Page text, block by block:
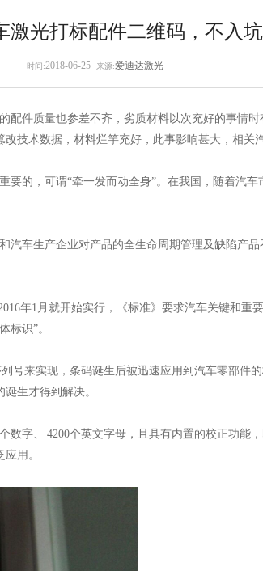
激光打标配件二维码，不入坑
时间:2018-06-25 来源:爱迪达激光
件质量也参差不齐，劣质材料以次充好的事情
技术数据，材料烂竽充好，此事影响甚大，相关
的，可谓“牵一发而动全身”。在我国，随着汽车
车生产企业对产品的全生命周期管理及缺陷产
年1月就开始实行，《标准》要求汽车关键和重
标识”。
来实现，条码诞生后被迅速应用到汽车零部件
生才得到解决。
字、 4200个英文字母，且具有内置的校正功能
用。